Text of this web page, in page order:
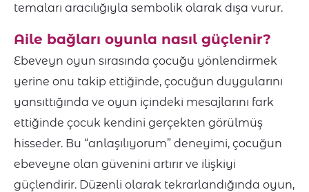
temaları aracılığıyla sembolik olarak dışa vurur.
Aile bağları oyunla nasıl güçlenir?
Ebeveyn oyun sırasında çocuğu yönlendirmek
yerine onu takip ettiğinde, çocuğun duygularını
yansıttığında ve oyun içindeki mesajlarını fark
ettiğinde çocuk kendini gerçekten görülmüş
hisseder. Bu “anlaşılıyorum” deneyimi, çocuğun
ebeveyne olan güvenini artırır ve ilişkiyi
güçlendirir. Düzenli olarak tekrarlandığında oyun,